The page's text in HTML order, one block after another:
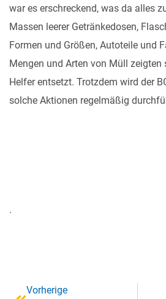
war es erschreckend, was da alles
Massen leerer Getränkedosen,
Formen und Größen, Autoteile und
Mengen und Arten von Müll
Helfer entsetzt. Trotzdem wird der
solche Aktionen regelmäßig
.
Vorherige